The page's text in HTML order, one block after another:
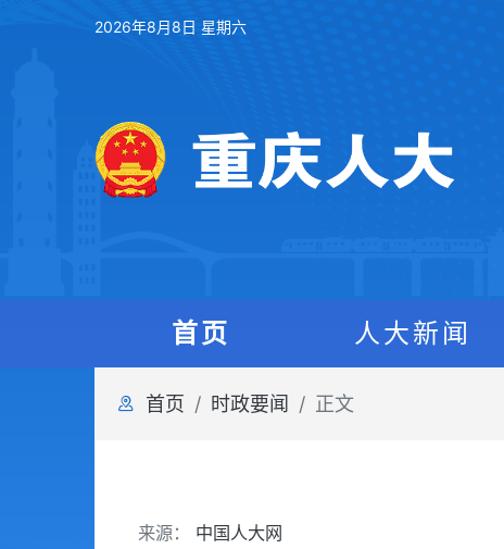
2026年8月8日 星期六
首页 人大新闻
首页 时政要闻 正文
来源： 中国人大网